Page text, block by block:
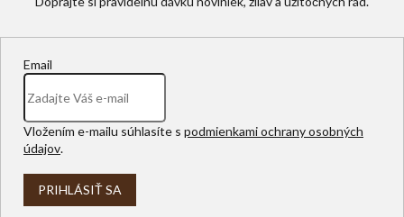
Email
Vložením e-mailu súhlasíte s podmienkami ochrany osobných
údajov.
PRIHLÁSIŤ SA